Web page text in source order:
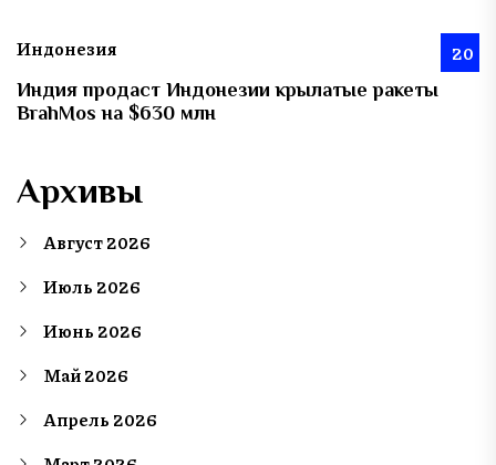
Индонезия 20
Индия продаст Индонезии крылатые ракеты
BrahMos на $630 млн
Архивы
Август 2026
Июль 2026
Июнь 2026
Май 2026
Апрель 2026